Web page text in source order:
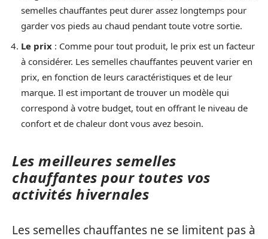
semelles chauffantes peut durer assez longtemps pour
garder vos pieds au chaud pendant toute votre sortie.
Le prix : Comme pour tout produit, le prix est un facteur
à considérer. Les semelles chauffantes peuvent varier en
prix, en fonction de leurs caractéristiques et de leur
marque. Il est important de trouver un modèle qui
correspond à votre budget, tout en offrant le niveau de
confort et de chaleur dont vous avez besoin.
Les meilleures semelles
chauffantes pour toutes vos
activités hivernales
Les semelles chauffantes ne se limitent pas à